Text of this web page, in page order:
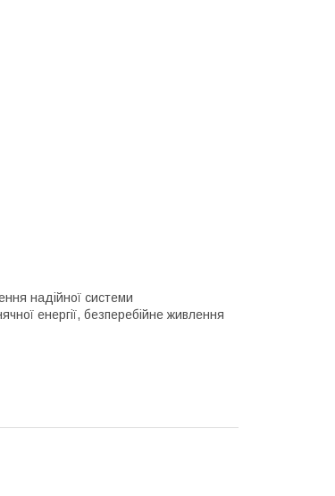
надійної системи
енергії, безперебійне живлення